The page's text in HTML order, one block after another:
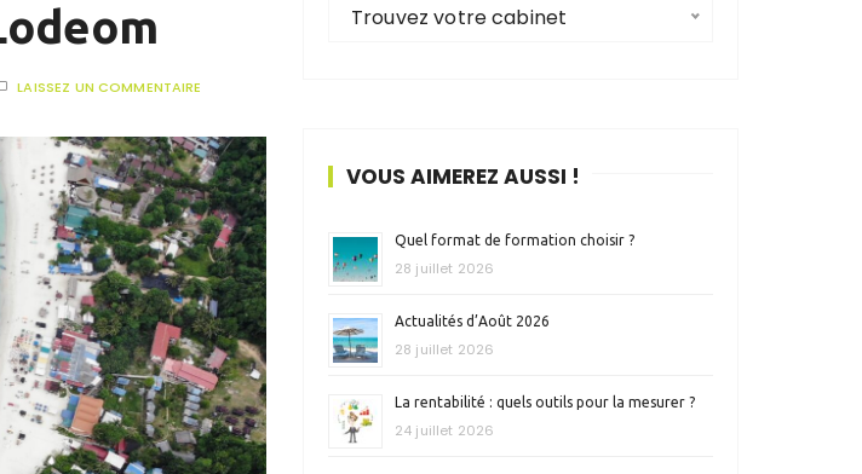
LAISSEZ UN COMMENTAIRE
Trouvez votre cabinet
VOUS AIMEREZ AUSSI !
Quel format de formation choisir ?
28 juillet 2026
Actualités d’Août 2026
28 juillet 2026
La rentabilité : quels outils pour la mesurer ?
24 juillet 2026